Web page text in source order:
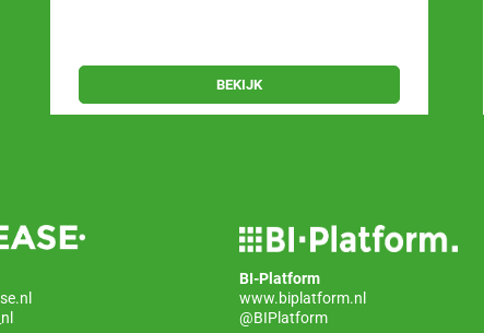
BEKIJK
BI-Platform
www.biplatform.nl
@BIPlatform